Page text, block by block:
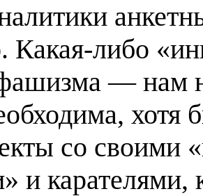
Какая-либо
— нам
хотя
со своими
и карателями,